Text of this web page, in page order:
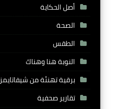
أصل الحكاية
الصحة
الطقس
النوبة هنا وهناك
برقية تهنئة من شيفاتايمز
تقارير صحفية